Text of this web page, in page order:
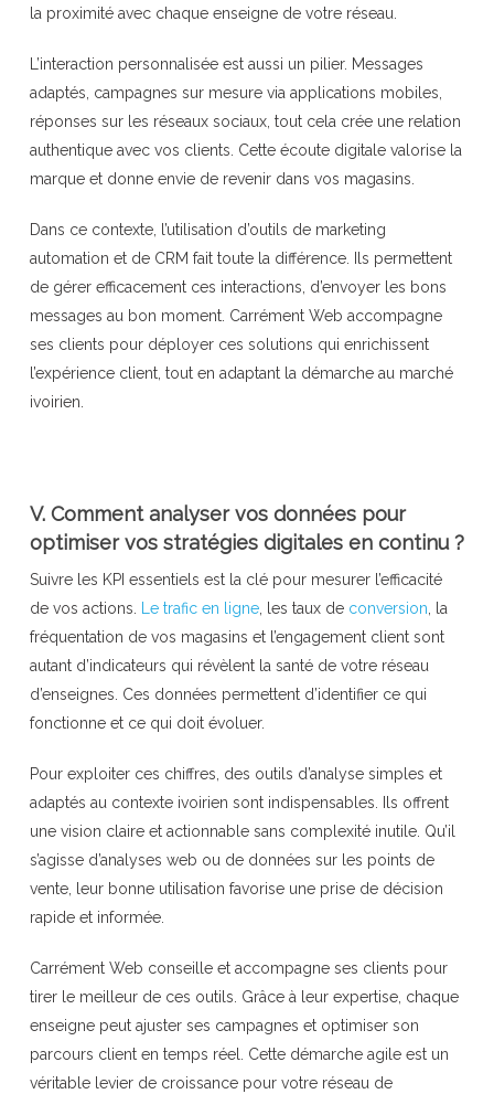
la proximité avec chaque enseigne de votre réseau.
L’interaction personnalisée est aussi un pilier. Messages
adaptés, campagnes sur mesure via applications mobiles,
réponses sur les réseaux sociaux, tout cela crée une relation
authentique avec vos clients. Cette écoute digitale valorise la
marque et donne envie de revenir dans vos magasins.
Dans ce contexte, l’utilisation d’outils de marketing
automation et de CRM fait toute la différence. Ils permettent
de gérer efficacement ces interactions, d’envoyer les bons
messages au bon moment. Carrément Web accompagne
ses clients pour déployer ces solutions qui enrichissent
l’expérience client, tout en adaptant la démarche au marché
ivoirien.
V. Comment analyser vos données pour
optimiser vos stratégies digitales en continu ?
Suivre les KPI essentiels est la clé pour mesurer l’efficacité
de vos actions.
Le trafic en ligne, les taux de conversion , la
fréquentation de vos magasins et l’engagement client sont
autant d’indicateurs qui révèlent la santé de votre réseau
d’enseignes. Ces données permettent d’identifier ce qui
fonctionne et ce qui doit évoluer.
Pour exploiter ces chiffres, des outils d’analyse simples et
adaptés au contexte ivoirien sont indispensables. Ils offrent
une vision claire et actionnable sans complexité inutile. Qu’il
s’agisse d’analyses web ou de données sur les points de
vente, leur bonne utilisation favorise une prise de décision
rapide et informée.
Carrément Web conseille et accompagne ses clients pour
tirer le meilleur de ces outils. Grâce à leur expertise, chaque
enseigne peut ajuster ses campagnes et optimiser son
parcours client en temps réel. Cette démarche agile est un
véritable levier de croissance pour votre réseau de